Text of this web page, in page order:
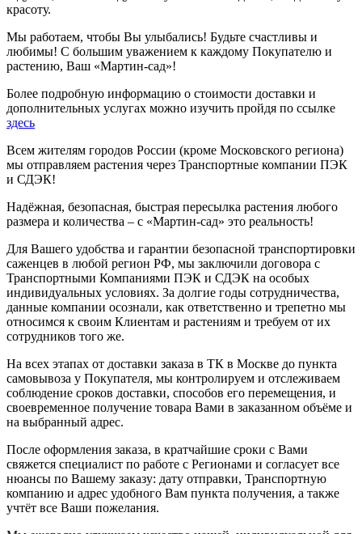
красоту.
Мы работаем, чтобы Вы улыбались! Будьте счастливы и
любимы! С большим уважением к каждому Покупателю и
растению, Ваш «Мартин-сад»!
Более подробную информацию о стоимости доставки и
дополнительных услугах можно изучить пройдя по ссылке
здесь
Всем жителям городов России (кроме Московского региона)
мы отправляем растения через Транспортные компании ПЭК
и СДЭК!
Надёжная, безопасная, быстрая пересылка растения любого
размера и количества – с «Мартин-сад» это реальность!
Для Вашего удобства и гарантии безопасной транспортировки
саженцев в любой регион РФ, мы заключили договора с
Транспортными Компаниями ПЭК и СДЭК на особых
индивидуальных условиях. За долгие годы сотрудничества,
данные компании осознали, как ответственно и трепетно мы
относимся к своим Клиентам и растениям и требуем от их
сотрудников того же.
На всех этапах от доставки заказа в ТК в Москве до пункта
самовывоза у Покупателя, мы контролируем и отслеживаем
соблюдение сроков доставки, способов его перемещения, и
своевременное получение товара Вами в заказанном объёме и
на выбранный адрес.
После оформления заказа, в кратчайшие сроки с Вами
свяжется специалист по работе с Регионами и согласует все
нюансы по Вашему заказу: дату отправки, Транспортную
компанию и адрес удобного Вам пункта получения, а также
учтёт все Ваши пожелания.